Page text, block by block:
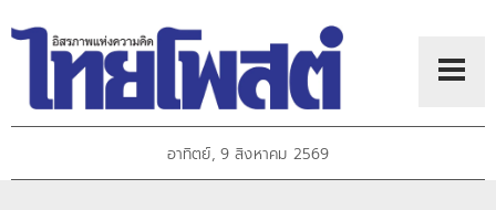
อาทิตย์, 9 สิงหาคม 2569